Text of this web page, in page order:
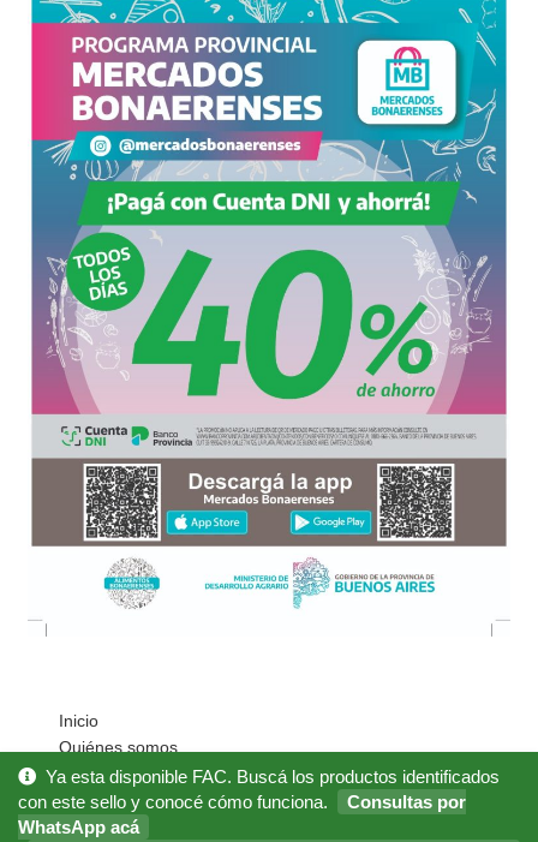
Inicio
Quiénes somos
Cómo Comprar?
Mi cuenta
Noticias
Ya esta disponible FAC. Buscá los productos identificados
con este sello y conocé cómo funciona.
Consultas por
WhatsApp acá